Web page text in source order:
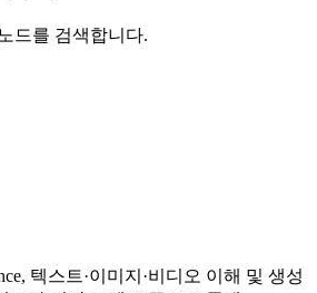
드를 검색합니다.
텍스트·이미지·비디오 이해 및 생성